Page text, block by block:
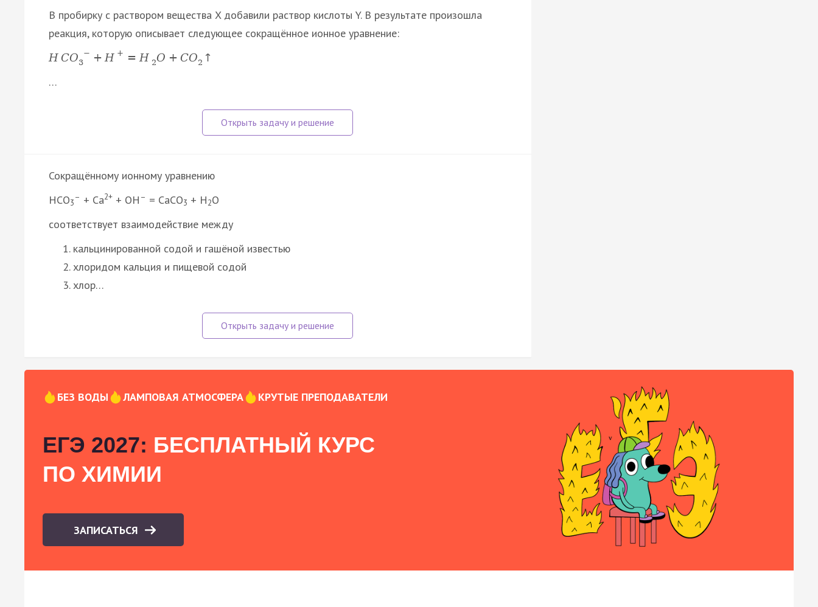
В пробирку с раствором вещества X добавили раствор кислоты Y. В результате произошла
реакция, которую описывает следующее сокращённое ионное уравнение:
H CO3
− + H + = H 2O + CO2 ↑
…
Сокращённому ионному уравнению
HCO3
– + Ca2+ + OH – = CaCO3 + H2O
соответствует взаимодействие между
кальцинированной содой и гашёной известью
хлоридом кальция и пищевой содой
хлор…
БЕЗ ВОДЫ ЛАМПОВАЯ АТМОСФЕРА КРУТЫЕ ПРЕПОДАВАТЕЛИ
ЕГЭ 2027: БЕСПЛАТНЫЙ КУРС
ПО ХИМИИ
ЗАПИСАТЬСЯ